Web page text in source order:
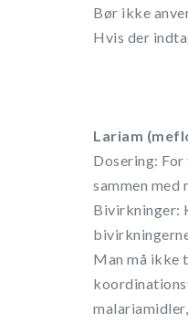
Bør ikke
Hvis der
Lariam
Dosering:
sammen
Bivirkninger:
Man må ikke